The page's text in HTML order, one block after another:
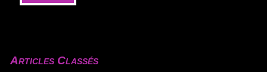
Articles Classés